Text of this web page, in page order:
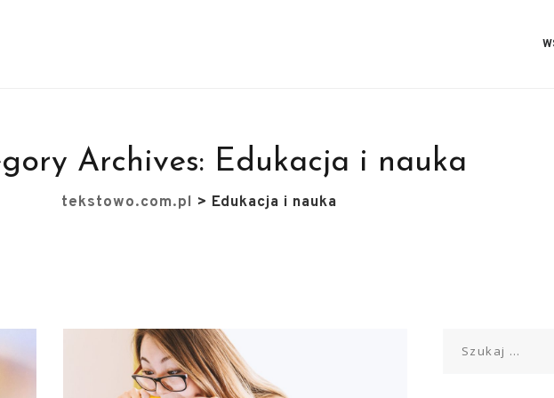
Archives: Edukacja i nauka
tekstowo.com.pl > Edukacja i nauka